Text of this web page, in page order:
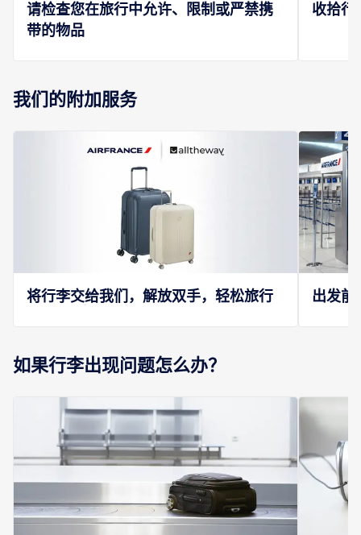
请检查您在旅行中允许、限制或严禁携
带的物品
收拾行
我们的附加服务
将行李交给我们，解放双手，轻松旅行 出发前
如果行李出现问题怎么办？